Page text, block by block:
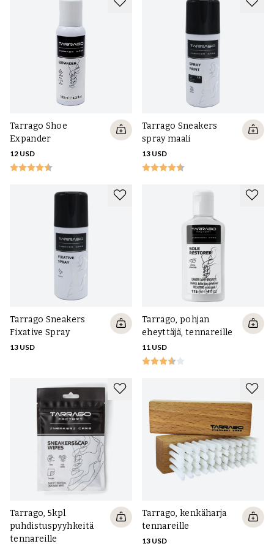
säännöllisestä puhdistamisesta ja hoitamisesta niiden
Saphir Medaille d'Or Creme Pommadier -kenkävoide
antaa erinomaista hoitoa, suojaa ja ei vähiten peittää jäljet ja värjää
uudelleen. Valkoisille pohjille meillä on sitten
Tarrago Sneakers
, joka on pintamaali, joka tekee pohjista jälleen raikkaan
valkoiset. Voit käyttää sitä myös päälliseen, jos se on synteettistä
nahkaa, mutta emme suosittele sen käyttämistä oikeaan nahkaan,
sillä silloin nahkaan halutut hoitoaineet eivät tunkeudu yhtä hyvin.
Tarrago Shoe
Expander
12 USD
Tarrago Sneakers
spray maali
13 USD
Tarrago Sneakers
Fixative Spray
13 USD
Tarrago, pohjan
eheyttäjä, tennareille
11 USD
Tarrago, 5kpl
puhdistuspyyhkeitä
tennareille
Tarrago, kenkäharja
tennareille
13 USD